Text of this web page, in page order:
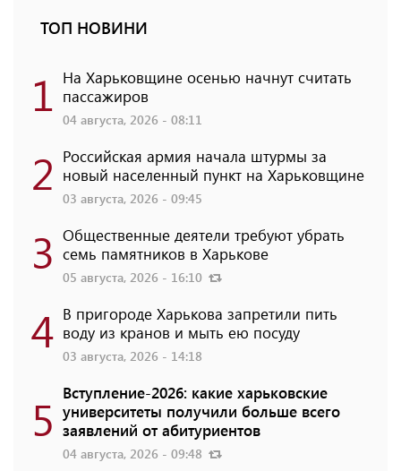
ТОП НОВИНИ
1 На Харьковщине осенью начнут считать
пассажиров
04 августа, 2026 - 08:11
2 Российская армия начала штурмы за
новый населенный пункт на Харьковщине
03 августа, 2026 - 09:45
3 Общественные деятели требуют убрать
семь памятников в Харькове
05 августа, 2026 - 16:10
4 В пригороде Харькова запретили пить
воду из кранов и мыть ею посуду
03 августа, 2026 - 14:18
5 Вступление-2026: какие харьковские
университеты получили больше всего
заявлений от абитуриентов
04 августа, 2026 - 09:48